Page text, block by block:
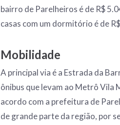
bairro de Parelheiros é de R$
casas com um dormitório é de
Mobilidade
A principal via é a Estrada da
ônibus que levam ao Metrô Vila
acordo com a prefeitura de
de grande parte da região, por